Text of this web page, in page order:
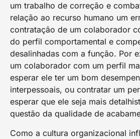
um trabalho de correção e
relação ao recurso humano um
contratação de um colaborador
do perfil comportamental e
desalinhadas com a função. Por
um colaborador com um perfil
esperar ele ter um bom
interpessoais, ou contratar um
esperar que ele seja mais
questão da qualidade de
Como a cultura organizacional